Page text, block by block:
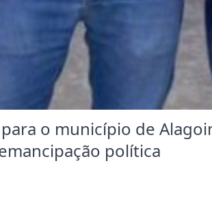
o município de
política